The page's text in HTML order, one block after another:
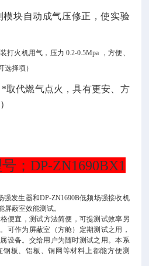
块自动成气压修正，使实验
打火机用气，压力 0.2-0.5Mpa ，方便、
选择项）
取代燃气点火，具有更安、方
；DP-ZN1690BX1
强发生器和DP-ZN1690B低频场强接收机
蔽室效能测试。
便宜，测试方法简便，可提测试效率另
可作为屏蔽室（方舱）定期测试之用，
设备。交给用户为随时测试之用。本系
板、铝板、铜网等材料上都能方便测